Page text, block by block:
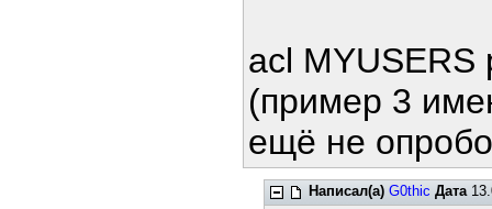
acl MYUSERS
(пример 3
ещё не
Написал(а) G0thic Дата